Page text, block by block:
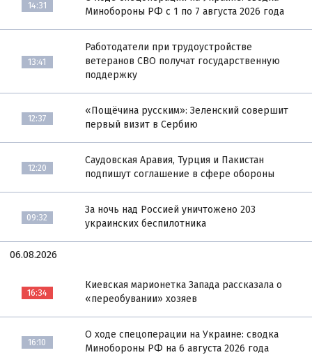
14:31
Минобороны РФ с 1 по 7 августа 2026 года
13:41
Работодатели при трудоустройстве
ветеранов СВО получат государственную
поддержку
12:37
«Пощёчина русским»: Зеленский совершит
первый визит в Сербию
12:20
Саудовская Аравия, Турция и Пакистан
подпишут соглашение в сфере обороны
09:32
За ночь над Россией уничтожено 203
украинских беспилотника
06.08.2026
16:34
Киевская марионетка Запада рассказала о
«переобувании» хозяев
16:10
О ходе спецоперации на Украине: сводка
Минобороны РФ на 6 августа 2026 года